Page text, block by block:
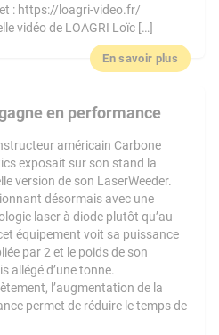
: https://loagri-video.fr/
vidéo de LOAGRI Loïc […]
En savoir plus
en performance
américain Carbone
exposait sur son stand la
version de son LaserWeeder.
désormais avec une
laser à diode plutôt qu’au
équipement voit sa puissance
par 2 et le poids de son
allégé d’une tonne.
l’augmentation de la
permet de réduire le temps de